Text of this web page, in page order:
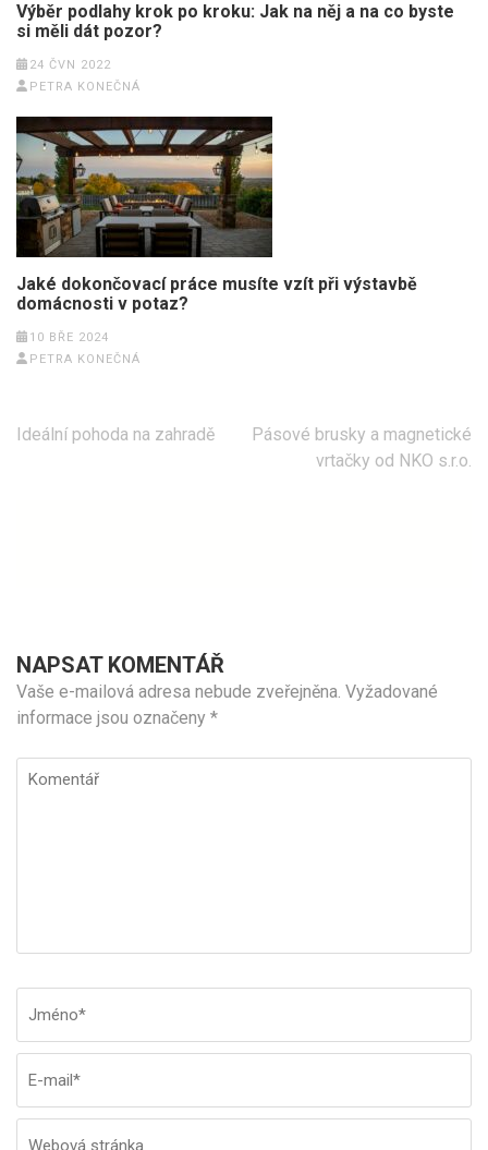
Výběr podlahy krok po kroku: Jak na něj a na co byste
si měli dát pozor?
24 ČVN 2022
PETRA KONEČNÁ
Jaké dokončovací práce musíte vzít při výstavbě
domácnosti v potaz?
10 BŘE 2024
PETRA KONEČNÁ
Navigace
Ideální pohoda na zahradě
Pásové brusky a magnetické
vrtačky od NKO s.r.o.
NAPSAT KOMENTÁŘ
Vaše e-mailová adresa nebude zveřejněna. Vyžadované
informace jsou označeny *
Komentář